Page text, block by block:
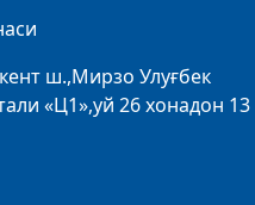
ш.,Мирзо Улуғбек
«Ц1»,уй 26 хонадон 13